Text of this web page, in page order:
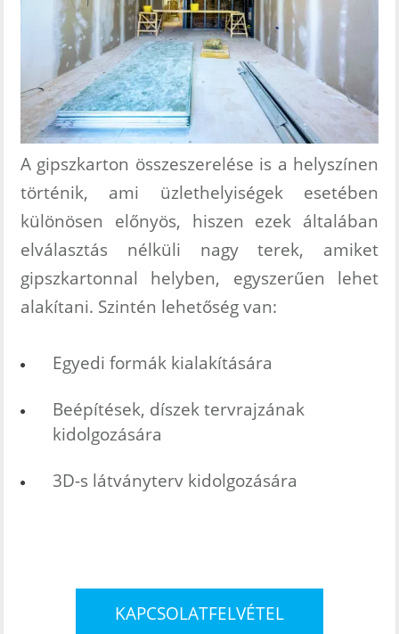
A gipszkarton összeszerelése is a helyszínen
történik, ami üzlethelyiségek esetében
különösen előnyös, hiszen ezek általában
elválasztás nélküli nagy terek, amiket
gipszkartonnal helyben, egyszerűen lehet
alakítani. Szintén lehetőség van:
Egyedi formák kialakítására
Beépítések, díszek tervrajzának
kidolgozására
3D-s látványterv kidolgozására
KAPCSOLATFELVÉTEL